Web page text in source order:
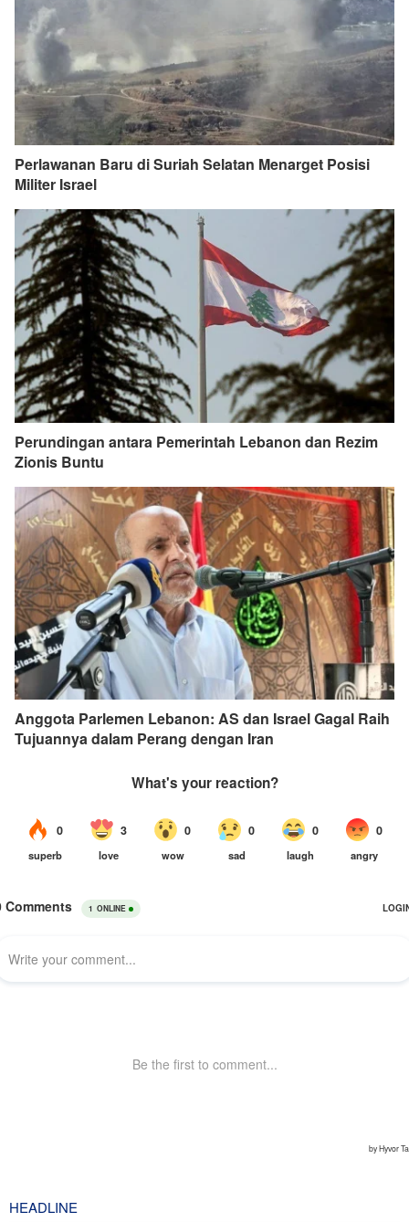
Perlawanan Baru di Suriah Selatan Menarget Posisi
Militer Israel
Perundingan antara Pemerintah Lebanon dan Rezim
Zionis Buntu
Anggota Parlemen Lebanon: AS dan Israel Gagal Raih
Tujuannya dalam Perang dengan Iran
HEADLINE